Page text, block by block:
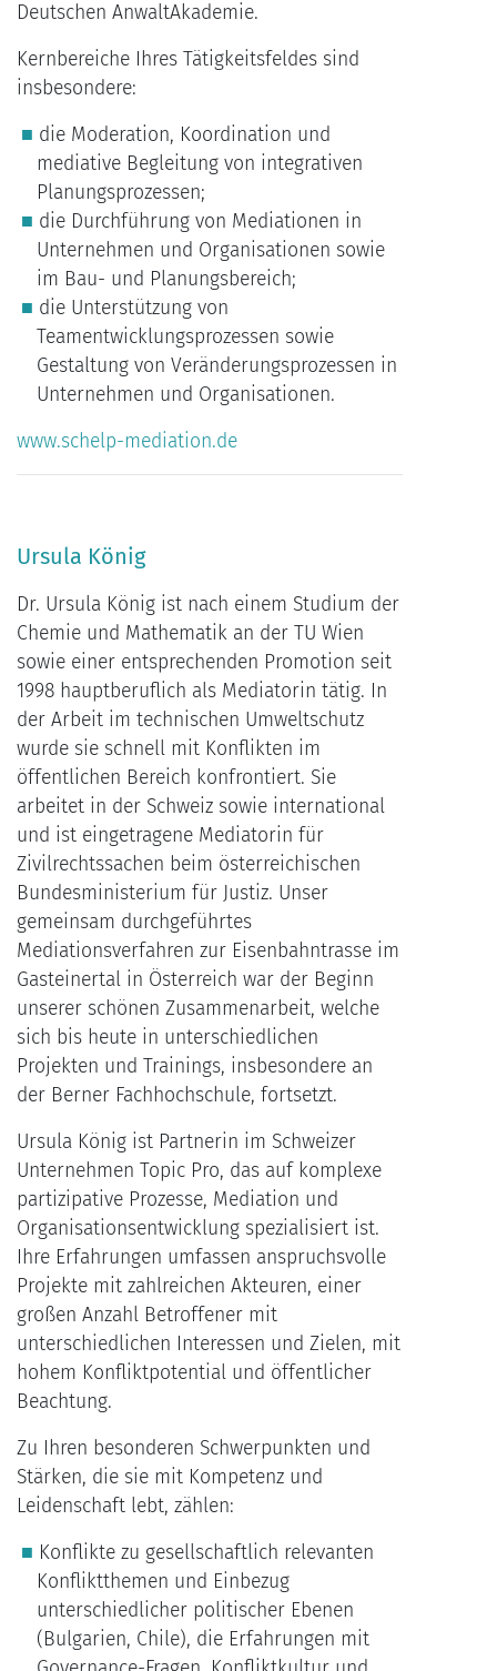
Deutschen AnwaltAkademie.
Kernbereiche Ihres Tätigkeitsfeldes sind
insbesondere:
die Moderation, Koordination und
mediative Begleitung von integrativen
Planungsprozessen;
die Durchführung von Mediationen in
Unternehmen und Organisationen sowie
im Bau- und Planungsbereich;
die Unterstützung von
Teamentwicklungsprozessen sowie
Gestaltung von Veränderungsprozessen in
Unternehmen und Organisationen.
www.schelp-mediation.de
Ursula König
Dr. Ursula König ist nach einem Studium der
Chemie und Mathematik an der TU Wien
sowie einer entsprechenden Promotion seit
1998 hauptberuflich als Mediatorin tätig. In
der Arbeit im technischen Umweltschutz
wurde sie schnell mit Konflikten im
öffentlichen Bereich konfrontiert. Sie
arbeitet in der Schweiz sowie international
und ist eingetragene Mediatorin für
Zivilrechtssachen beim österreichischen
Bundesministerium für Justiz. Unser
gemeinsam durchgeführtes
Mediationsverfahren zur Eisenbahntrasse im
Gasteinertal in Österreich war der Beginn
unserer schönen Zusammenarbeit, welche
sich bis heute in unterschiedlichen
Projekten und Trainings, insbesondere an
der Berner Fachhochschule, fortsetzt.
Ursula König ist Partnerin im Schweizer
Unternehmen Topic Pro, das auf komplexe
partizipative Prozesse, Mediation und
Organisationsentwicklung spezialisiert ist.
Ihre Erfahrungen umfassen anspruchsvolle
Projekte mit zahlreichen Akteuren, einer
großen Anzahl Betroffener mit
unterschiedlichen Interessen und Zielen, mit
hohem Konfliktpotential und öffentlicher
Beachtung.
Zu Ihren besonderen Schwerpunkten und
Stärken, die sie mit Kompetenz und
Leidenschaft lebt, zählen:
Konflikte zu gesellschaftlich relevanten
Konfliktthemen und Einbezug
unterschiedlicher politischer Ebenen
(Bulgarien, Chile), die Erfahrungen mit